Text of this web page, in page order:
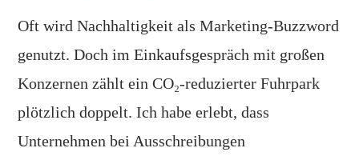
Oft wird Nachhaltigkeit als Marketing-Buzzword
genutzt. Doch im Einkaufsgespräch mit großen
Konzernen zählt ein CO₂-reduzierter Fuhrpark
plötzlich doppelt. Ich habe erlebt, dass
Unternehmen bei Ausschreibungen